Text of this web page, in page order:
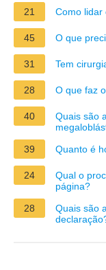
21
Como lidar
45 O que
31 Tem
28 O que faz
40
Quais são
39
Quanto é
24
Qual o
página?
28
Quais são